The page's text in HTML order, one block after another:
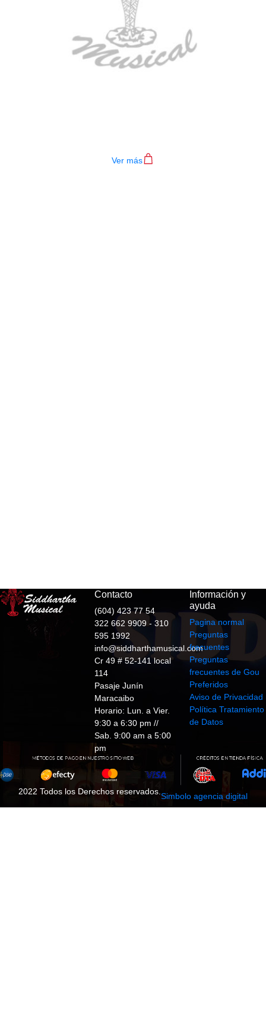
Ver más
Contacto
(604) 423 77 54
322 662 9909 - 310
595 1992
info@siddharthamusical.com
Cr 49 # 52-141 local
114
Pasaje Junín
Maracaibo
Horario: Lun. a Vier.
9:30 a 6:30 pm //
Sab. 9:00 am a 5:00
pm
Información y
ayuda
Pagina normal
Preguntas
frecuentes
Preguntas
frecuentes de Gou
Preferidos
Aviso de Privacidad
Política Tratamiento
de Datos
2022 Todos los Derechos reservados. Simbolo agencia digital